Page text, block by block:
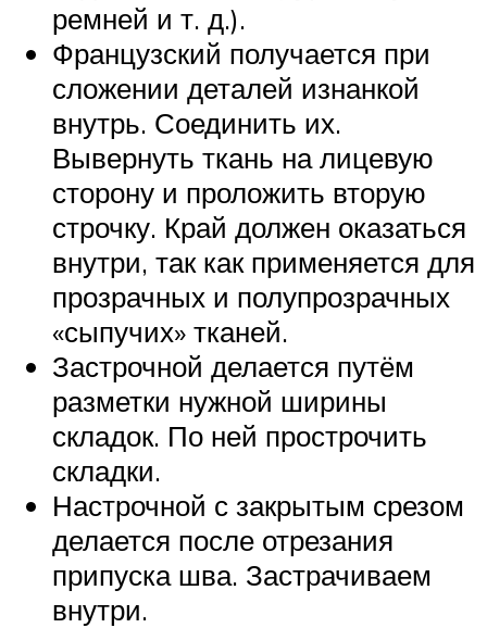
ремней и т. д.).
Французский получается при
сложении деталей изнанкой
внутрь. Соединить их.
Вывернуть ткань на лицевую
сторону и проложить вторую
строчку. Край должен оказаться
внутри, так как применяется для
прозрачных и полупрозрачных
«сыпучих» тканей.
Застрочной делается путём
разметки нужной ширины
складок. По ней прострочить
складки.
Настрочной с закрытым срезом
делается после отрезания
припуска шва. Застрачиваем
внутри.